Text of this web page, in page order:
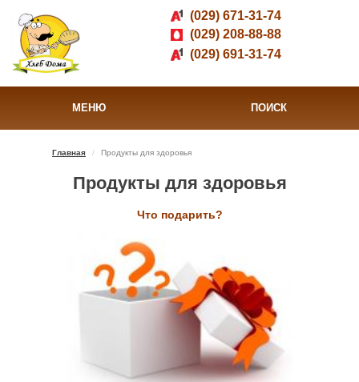
(029) 671-31-74
(029) 208-88-88
(029) 691-31-74
МЕНЮ ПОИСК
Главная Продукты для здоровья
Продукты для здоровья
Что подарить?